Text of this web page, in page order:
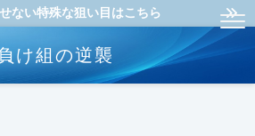
ない特殊な狙い目はこちら
け組の逆襲